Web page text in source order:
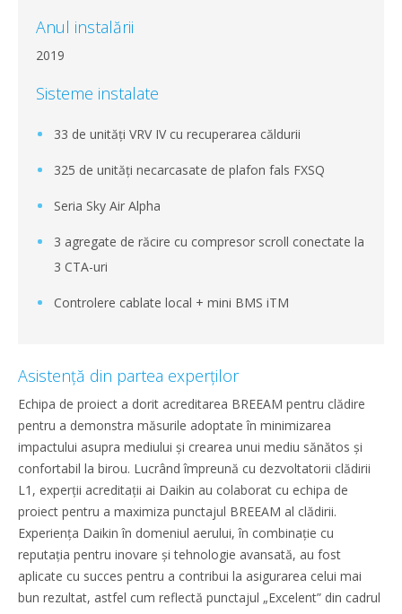
Anul instalării
2019
Sisteme instalate
33 de unități VRV IV cu recuperarea căldurii
325 de unități necarcasate de plafon fals FXSQ
Seria Sky Air Alpha
3 agregate de răcire cu compresor scroll conectate la
3 CTA-uri
Controlere cablate local + mini BMS iTM
Asistență din partea experților
Echipa de proiect a dorit acreditarea BREEAM pentru clădire
pentru a demonstra măsurile adoptate în minimizarea
impactului asupra mediului și crearea unui mediu sănătos și
confortabil la birou. Lucrând împreună cu dezvoltatorii clădirii
L1, experții acreditații ai Daikin au colaborat cu echipa de
proiect pentru a maximiza punctajul BREEAM al clădirii.
Experiența Daikin în domeniul aerului, în combinație cu
reputația pentru inovare și tehnologie avansată, au fost
aplicate cu succes pentru a contribui la asigurarea celui mai
bun rezultat, astfel cum reflectă punctajul „Excelent” din cadrul